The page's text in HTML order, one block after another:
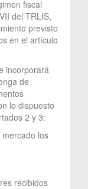
fiscal
del TRLIS,
previsto
en el artículo
incorporará
de
lo dispuesto
2 y 3:
los
recibidos